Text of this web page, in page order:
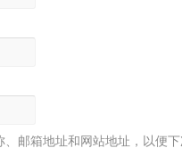
邮箱地址和网站地址，以便下